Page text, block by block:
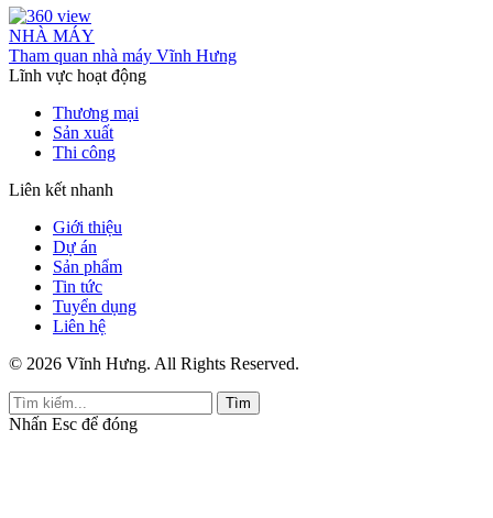
NHÀ MÁY
Tham quan nhà máy Vĩnh Hưng
Lĩnh vực hoạt động
Thương mại
Sản xuất
Thi công
Liên kết nhanh
Giới thiệu
Dự án
Sản phẩm
Tin tức
Tuyển dụng
Liên hệ
© 2026 Vĩnh Hưng. All Rights Reserved.
Tìm
Nhấn Esc để đóng